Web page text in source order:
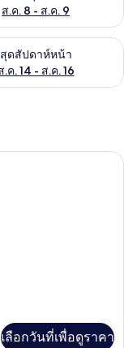
ส.ค. 8 - ส.ค. 9
. 7 - ส.ค. 9
สุดสัปดาห์หน้า
.ค. 14 - ส.ค. 16
ำนวนห้องพักว่างใน
| ผ้าม่านกันแสง, เตารี
เลือกวันที่เพื่อดูราคา